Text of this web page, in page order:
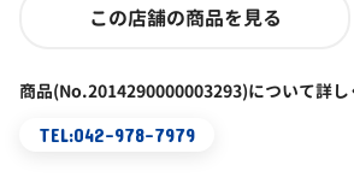
この店舗の商品を見る
商品(No.2014290000003293)について詳し
TEL:042-978-7979